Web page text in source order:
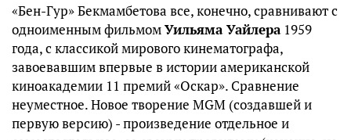
«Бен-Гур» Бекмамбетова все, конечно, сравнивают с
одноименным фильмомУильяма Уайлера1959
года, с классикой мирового кинематографа,
завоевавшим впервые в истории американской
киноакадемии 11 премий «Оскар». Сравнение
неуместное. Новое творение MGM (создавшей и
первую версию) - произведение отдельное и